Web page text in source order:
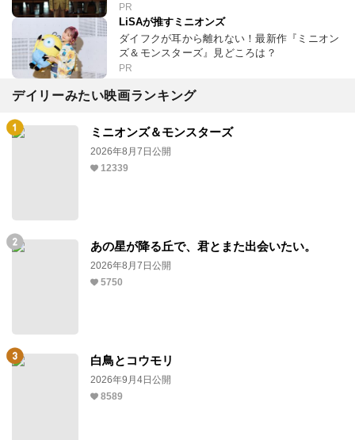
PR
LiSAが推すミニオンズ
ダイフクが耳から離れない！最新作『ミニオン
ズ＆モンスターズ』見どころは？
PR
デイリーみたい映画ランキング
ミニオンズ＆モンスターズ
2026年8月7日公開
12339
あの星が降る丘で、君とまた出会いたい。
2026年8月7日公開
5750
白鳥とコウモリ
2026年9月4日公開
8589